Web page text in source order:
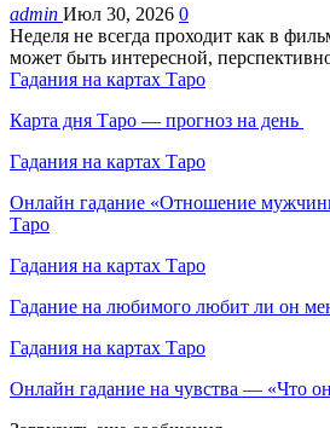
admin Июл 30, 2026 0
Неделя не всегда проходит как в
может быть интересной,
Гадания на картах Таро
Карта дня Таро — прогноз на день
Гадания на картах Таро
Онлайн гадание «Отношение
Таро
Гадания на картах Таро
Гадание на любимого любит ли он
Гадания на картах Таро
Онлайн гадание на чувства — «Что